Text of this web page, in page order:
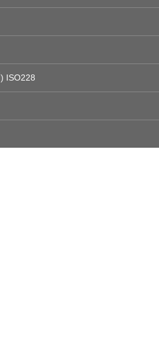
ISO228 (أي ما يعادل DIN 259 وBS2779)